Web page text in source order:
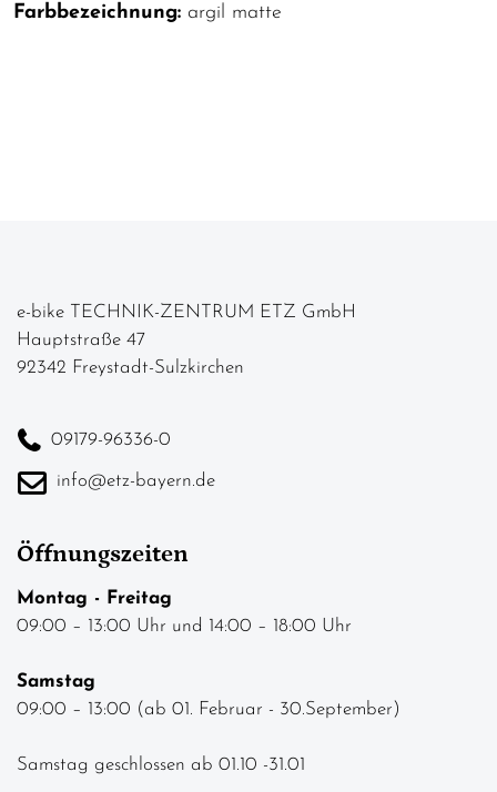
Farbbezeichnung: argil matte
e-bike TECHNIK-ZENTRUM ETZ GmbH
Hauptstraße 47
92342 Freystadt-Sulzkirchen
09179-96336-0
info@etz-bayern.de
Öffnungszeiten
Montag - Freitag
09:00 – 13:00 Uhr und 14:00 – 18:00 Uhr
Samstag
09:00 – 13:00 (ab 01. Februar - 30.September)
Samstag geschlossen ab 01.10 -31.01